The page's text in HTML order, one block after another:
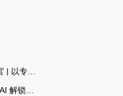
| 以专业
解锁办